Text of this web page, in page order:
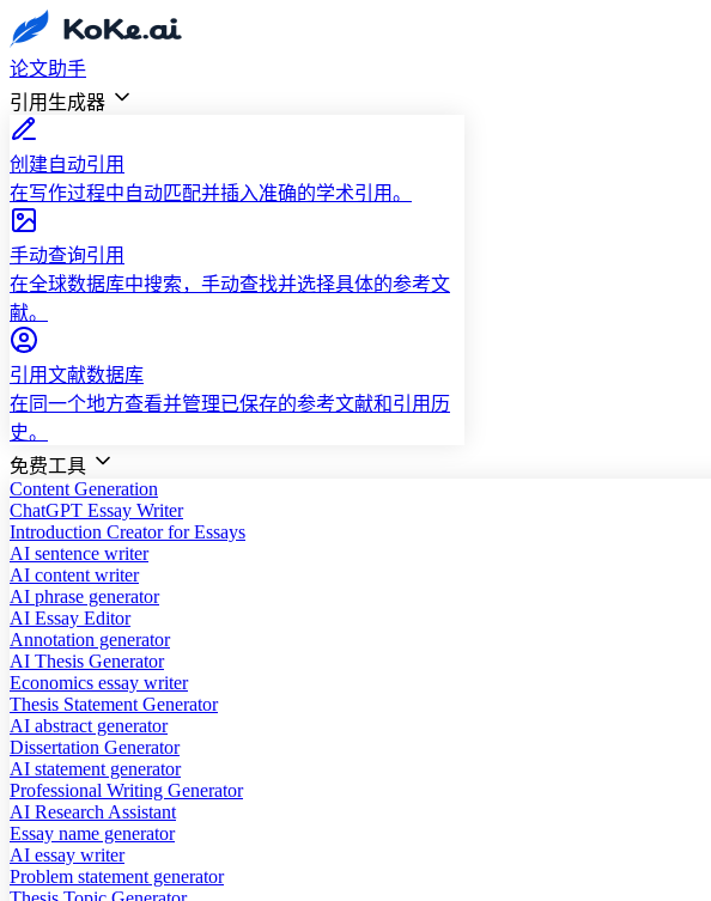
论文助手
引用生成器
创建自动引用
在写作过程中自动匹配并插入准确的学术引用。
手动查询引用
在全球数据库中搜索，手动查找并选择具体的参考文
献。
引用文献数据库
在同一个地方查看并管理已保存的参考文献和引用历
史。
免费工具
Content Generation
ChatGPT Essay Writer
Introduction Creator for Essays
AI sentence writer
AI content writer
AI phrase generator
AI Essay Editor
Annotation generator
AI Thesis Generator
Economics essay writer
Thesis Statement Generator
AI abstract generator
Dissertation Generator
AI statement generator
Professional Writing Generator
AI Research Assistant
Essay name generator
AI essay writer
Problem statement generator